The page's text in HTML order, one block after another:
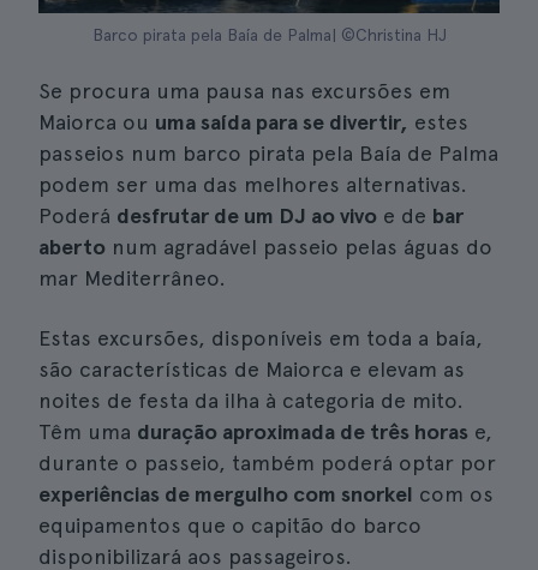
Barco pirata pela Baía de Palma| ©Christina HJ
Se procura uma pausa nas excursões em
Maiorca ou uma saída para se divertir, estes
passeios num barco pirata pela Baía de Palma
podem ser uma das melhores alternativas.
Poderá desfrutar de um DJ ao vivo e de bar
aberto num agradável passeio pelas águas do
mar Mediterrâneo.
Estas excursões, disponíveis em toda a baía,
são características de Maiorca e elevam as
noites de festa da ilha à categoria de mito.
Têm uma duração aproximada de três horas e,
durante o passeio, também poderá optar por
experiências de mergulho com snorkel com os
equipamentos que o capitão do barco
disponibilizará aos passageiros.